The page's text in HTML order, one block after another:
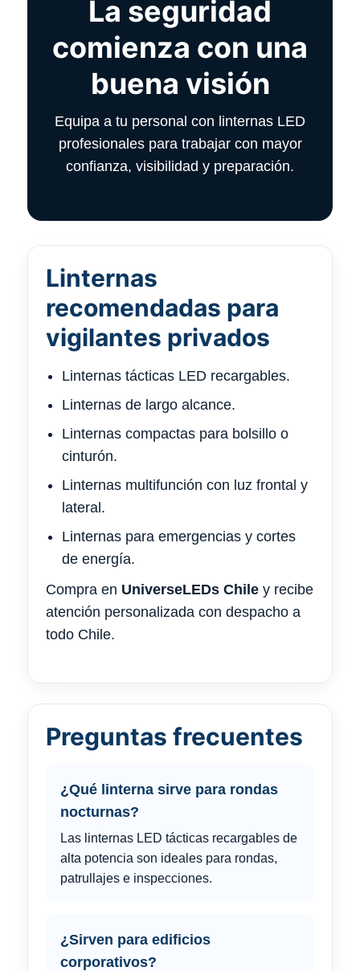
La seguridad
comienza con una
buena visión
Equipa a tu personal con linternas LED
profesionales para trabajar con mayor
confianza, visibilidad y preparación.
Linternas
recomendadas para
vigilantes privados
Linternas tácticas LED recargables.
Linternas de largo alcance.
Linternas compactas para bolsillo o
cinturón.
Linternas multifunción con luz frontal y
lateral.
Linternas para emergencias y cortes
de energía.
Compra en UniverseLEDs Chile y recibe
atención personalizada con despacho a
todo Chile.
Preguntas frecuentes
¿Qué linterna sirve para rondas
nocturnas?
Las linternas LED tácticas recargables de
alta potencia son ideales para rondas,
patrullajes e inspecciones.
¿Sirven para edificios
corporativos?